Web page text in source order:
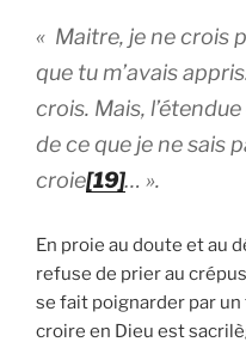
« Maitre, je ne crois
que tu m’avais
crois. Mais,
de ce que je ne sais
croie[19]… ».
En proie au doute et au
refuse de prier au
se fait poignarder par un
croire en Dieu est